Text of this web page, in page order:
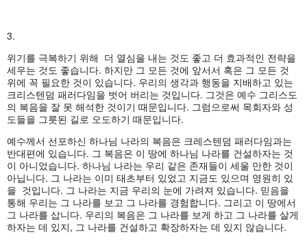
3.
위기를 극복하기 위해 더 열심을 내는 것도 좋고 더 효과적인 전략을
세우는 것도 좋습니다. 하지만 그 모든 것에 앞서서 혹은 그 모든 것
위에 꼭 필요한 것이 있습니다. 우리의 생각과 행동을 지배하고 있는
크리스텐덤 패러다임을 벗어 버리는 것입니다. 그것은 예수 그리스도
의 복음을 잘 못 해석한 것이기 때문입니다. 그럼으로써 목회자와 성
도들을 그릇된 길로 오도하기 때문입니다.
예수께서 선포하신 하나님 나라의 복음은 크레스텐덤 패러다임과는
반대편에 있습니다. 그 복음은 이 땅에 하나님 나라를 건설하자는 것
이 아니었습니다. 하나님 나라는 우리 같은 존재들이 세울 만한 것이
아닙니다. 그 나라는 이미 태초부터 있었고 지금도 있으며 영원히 있
을 것입니다. 그 나라는 지금 우리의 눈에 가려져 있습니다. 믿음을
통해 우리는 그 나라를 보고 그 나라를 경험합니다. 그리고 이 땅에서
그 나라를 삽니다. 우리의 복음은 그 나라를 보게 하고 그 나라를 살게
하자는 데 있지, 그 나라를 건설하고 확장하자는 데 있지 않습니다.